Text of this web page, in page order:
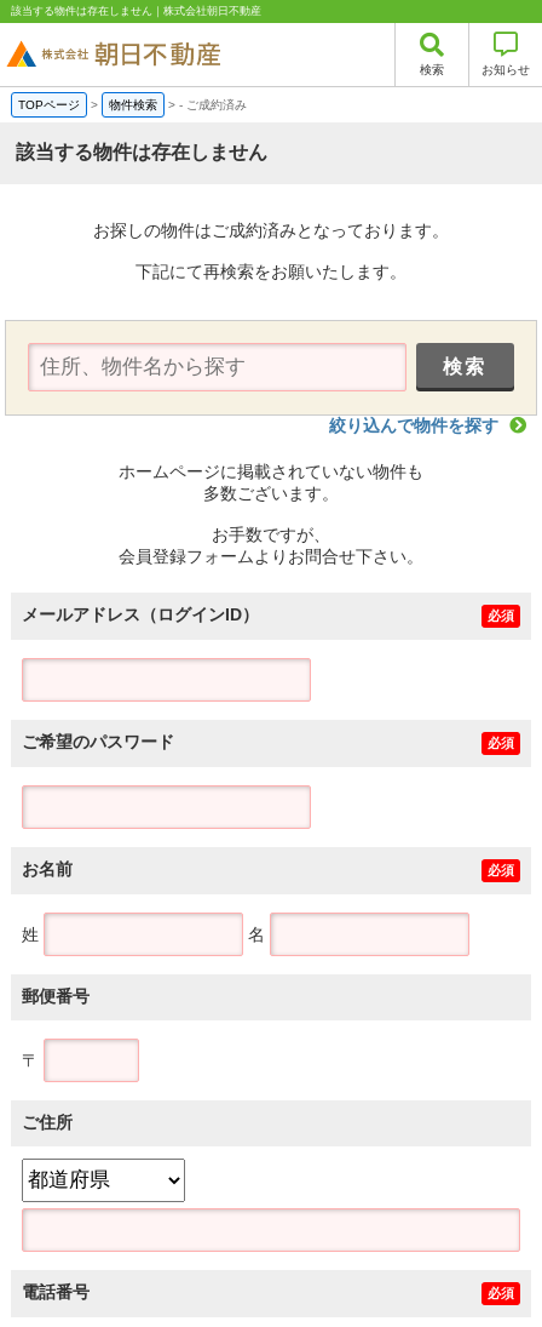
該当する物件は存在しません｜株式会社朝日不動産
検索 お知らせ
TOPページ > 物件検索 >- ご成約済み
該当する物件は存在しません
お探しの物件はご成約済みとなっております。
下記にて再検索をお願いたします。
絞り込んで物件を探す
ホームページに掲載されていない物件も
多数ございます。
お手数ですが、
会員登録フォームよりお問合せ下さい。
メールアドレス（ログインID） 必須
ご希望のパスワード 必須
お名前 必須
姓 名
郵便番号
〒
ご住所
電話番号 必須